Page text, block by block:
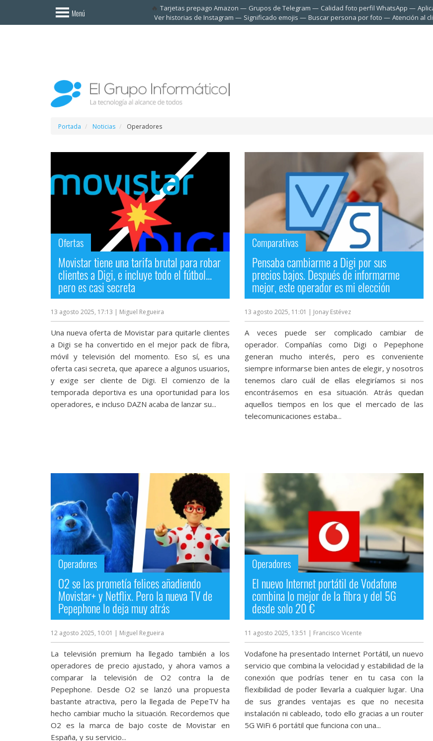
Menú Tarjetas prepago Amazon Grupos de Telegram Calidad foto perfil WhatsApp
Ver historias de Instagram
Significado emojis Buscar persona por foto Atención al
sesión /
Ciberseguridad
comunicación
Portada Noticias Operadores
Ofertas
Movistar tiene una tarifa brutal para robar
clientes a Digi, e incluye todo el fútbol...
pero es casi secreta
13 agosto 2025, 17:13 | Miguel Regueira
Una nueva oferta de Movistar para quitarle clientes
a Digi se ha convertido en el mejor pack de fibra,
móvil y televisión del momento. Eso sí, es una
oferta casi secreta, que aparece a algunos usuarios,
y exige ser cliente de Digi. El comienzo de la
temporada deportiva es una oportunidad para los
operadores, e incluso DAZN acaba de lanzar su...
Comparativas
Pensaba cambiarme a Digi por sus
precios bajos. Después de informarme
mejor, este operador es mi elección
13 agosto 2025, 11:01 | Jonay Estévez
A veces puede ser complicado cambiar de
operador. Compañías como Digi o Pepephone
generan mucho interés, pero es conveniente
siempre informarse bien antes de elegir, y nosotros
tenemos claro cuál de ellas elegiríamos si nos
encontrásemos en esa situación. Atrás quedan
aquellos tiempos en los que el mercado de las
telecomunicaciones estaba...
Operadores
O2 se las prometía felices añadiendo
Movistar+ y Netflix. Pero la nueva TV de
Pepephone lo deja muy atrás
12 agosto 2025, 10:01 | Miguel Regueira
La televisión premium ha llegado también a los
operadores de precio ajustado, y ahora vamos a
comparar la televisión de O2 contra la de
Pepephone. Desde O2 se lanzó una propuesta
bastante atractiva, pero la llegada de PepeTV ha
hecho cambiar mucho la situación. Recordemos que
O2 es la marca de bajo coste de Movistar en
España, y su servicio...
Operadores
El nuevo Internet portátil de Vodafone
combina lo mejor de la fibra y del 5G
desde solo 20 €
11 agosto 2025, 13:51 | Francisco Vicente
Vodafone ha presentado Internet Portátil, un nuevo
servicio que combina la velocidad y estabilidad de la
conexión que podrías tener en tu casa con la
flexibilidad de poder llevarla a cualquier lugar. Una
de sus grandes ventajas es que no necesita
instalación ni cableado, todo ello gracias a un router
5G WiFi 6 portátil que funciona con una...